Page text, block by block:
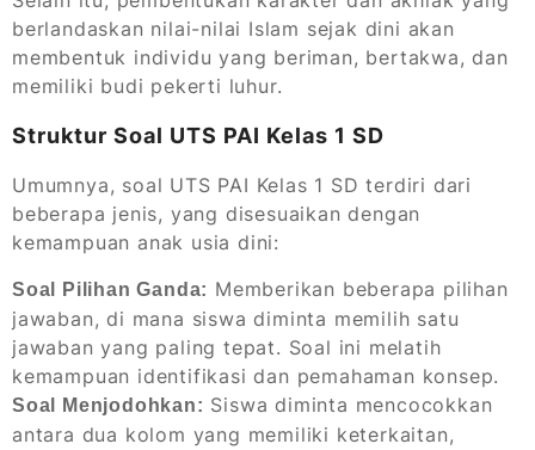
berlandaskan nilai-nilai Islam sejak dini akan
membentuk individu yang beriman, bertakwa, dan
memiliki budi pekerti luhur.
Struktur Soal UTS PAI Kelas 1 SD
Umumnya, soal UTS PAI Kelas 1 SD terdiri dari
beberapa jenis, yang disesuaikan dengan
kemampuan anak usia dini:
Soal Pilihan Ganda: Memberikan beberapa pilihan
jawaban, di mana siswa diminta memilih satu
jawaban yang paling tepat. Soal ini melatih
kemampuan identifikasi dan pemahaman konsep.
Soal Menjodohkan: Siswa diminta mencocokkan
antara dua kolom yang memiliki keterkaitan,